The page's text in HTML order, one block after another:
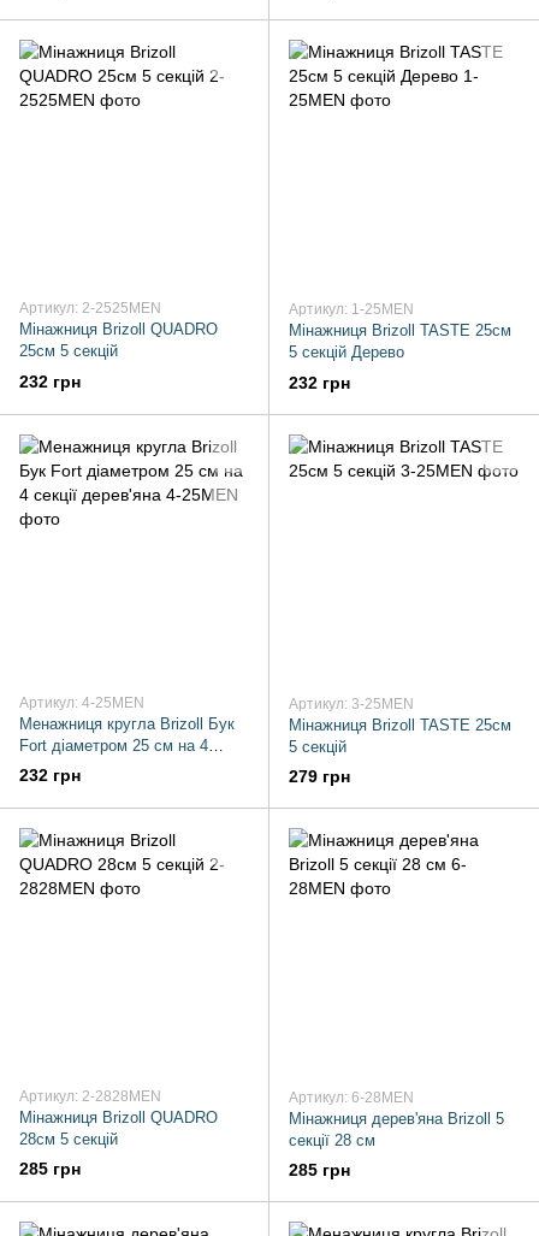
Артикул: 2-2525MEN
Мінажниця Brizoll QUADRO
25см 5 секцій
232 грн
Артикул: 1-25MEN
Мінажниця Brizoll TASTE 25см
5 секцій Дерево
232 грн
Артикул: 4-25MEN
Менажниця кругла Brizoll Бук
Fort діаметром 25 см на 4
секції дерев'яна
232 грн
Артикул: 3-25MEN
Мінажниця Brizoll TASTE 25см
5 секцій
279 грн
Артикул: 2-2828MEN
Мінажниця Brizoll QUADRO
28см 5 секцій
285 грн
Артикул: 6-28MEN
Мінажниця дерев'яна Brizoll 5
секції 28 см
285 грн